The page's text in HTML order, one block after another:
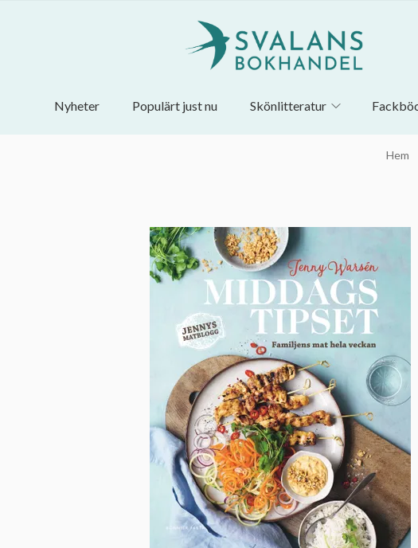
Nyheter Populärt just nu Skönlitteratur
Hem